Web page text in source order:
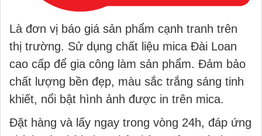
Là đơn vị báo giá sản phẩm cạnh tranh trên
thị trường. Sử dụng chất liệu mica Đài Loan
cao cấp để gia công làm sản phẩm. Đảm bảo
chất lượng bền đẹp, màu sắc trắng sáng tinh
khiết, nổi bật hình ảnh được in trên mica.
Đặt hàng và lấy ngay trong vòng 24h, đáp ứng